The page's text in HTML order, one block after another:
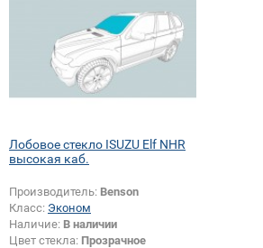
Лобовое стекло ISUZU Elf NHR
высокая каб.
Производитель: Benson
Класс: Эконом
Наличие: В наличии
Цвет стекла: Прозрачное